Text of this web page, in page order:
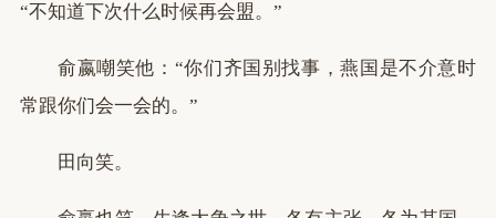
“不知道下次什么时候再会盟。”
俞嬴嘲笑他：“你们齐国别找事，燕国是不介意时
常跟你们会一会的。”
田向笑。